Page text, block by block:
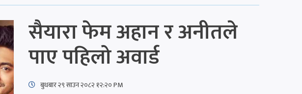
सैयारा फेम अहान र अनीतले
पाए पहिलो अवार्ड
बुधबार २९ साउन २०८२ १२:२० PM